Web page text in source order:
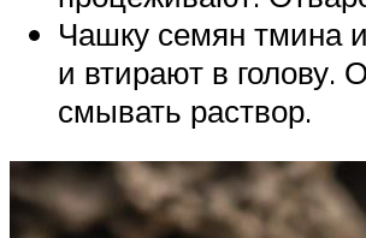
Чашку семян тмина
и втирают в голову.
смывать раствор.